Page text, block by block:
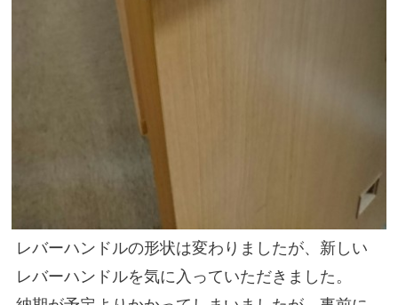
レバーハンドルの形状は変わりましたが、新しい
レバーハンドルを気に入っていただきました。